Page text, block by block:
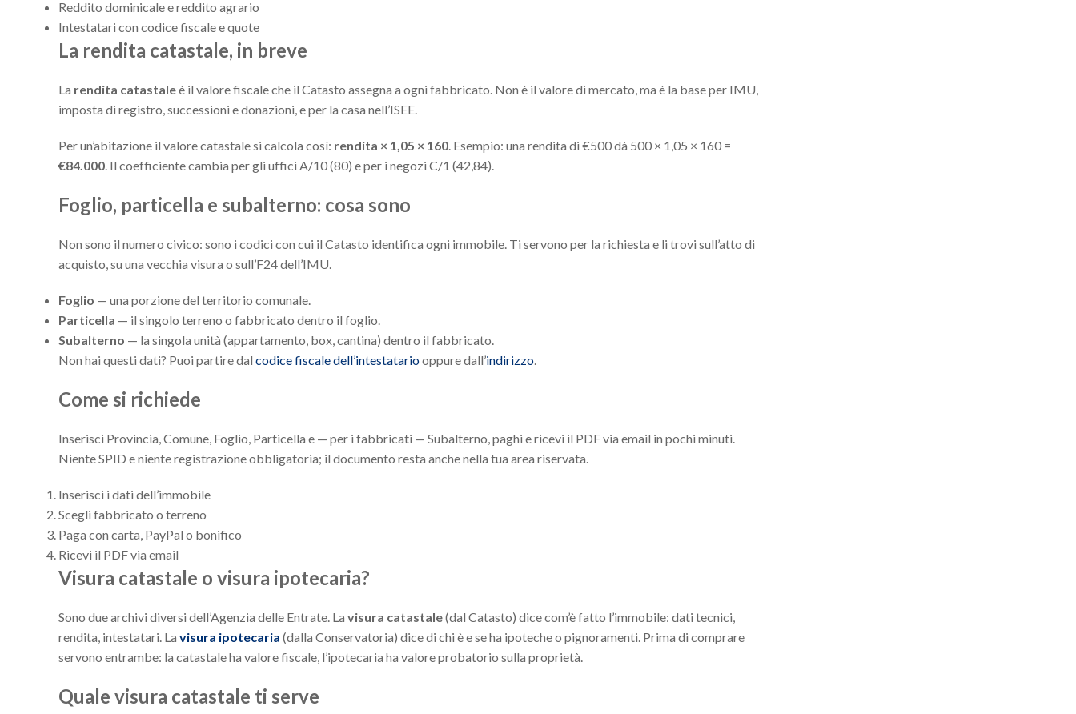
Reddito dominicale e reddito agrario
Intestatari con codice fiscale e quote
La rendita catastale, in breve
La rendita catastaleè il valore fiscale che il Catasto assegna a ogni fabbricato. Non è il valore di mercato, ma è la base per IMU,
imposta di registro, successioni e donazioni, e per la casa nell’ISEE.
Per un’abitazione il valore catastale si calcola così: rendita × 1,05 × 160. Esempio: una rendita di €500 dà 500 × 1,05 × 160 =
€84.000. Il coefficiente cambia per gli uffici A/10 (80) e per i negozi C/1 (42,84).
Foglio, particella e subalterno: cosa sono
Non sono il numero civico: sono i codici con cui il Catasto identifica ogni immobile. Ti servono per la richiesta e li trovi sull’atto di
acquisto, su una vecchia visura o sull’F24 dell’IMU.
Foglio — una porzione del territorio comunale.
Particella — il singolo terreno o fabbricato dentro il foglio.
Subalterno — la singola unità (appartamento, box, cantina) dentro il fabbricato.
Non hai questi dati? Puoi partire dal codice fiscale dell’intestatariooppure dall’indirizzo.
Come si richiede
Inserisci Provincia, Comune, Foglio, Particella e — per i fabbricati — Subalterno, paghi e ricevi il PDF via email in pochi minuti.
Niente SPID e niente registrazione obbligatoria; il documento resta anche nella tua area riservata.
Inserisci i dati dell’immobile
Scegli fabbricato o terreno
Paga con carta, PayPal o bonifico
Ricevi il PDF via email
Visura catastale o visura ipotecaria?
Sono due archivi diversi dell’Agenzia delle Entrate. La visura catastale(dal Catasto) dice com’è fatto l’immobile: dati tecnici,
rendita, intestatari. La visura ipotecaria (dalla Conservatoria) dice di chi è e se ha ipoteche o pignoramenti. Prima di comprare
servono entrambe: la catastale ha valore fiscale, l’ipotecaria ha valore probatorio sulla proprietà.
Quale visura catastale ti serve